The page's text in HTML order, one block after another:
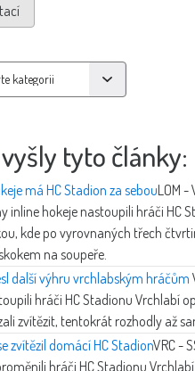
tyto články:
má HC Stadion za sebouLOM -
inline hokeje nastoupili hráči HC
kde po vyrovnaných třech
na soupeře.
další výhru vrchlabským hráčům
hráči HC Stadionu Vrchlabí
zvítězit, tentokrát rozhodly až
zvítězil domácí HC StadionVRC -
hráči HC Stadionu